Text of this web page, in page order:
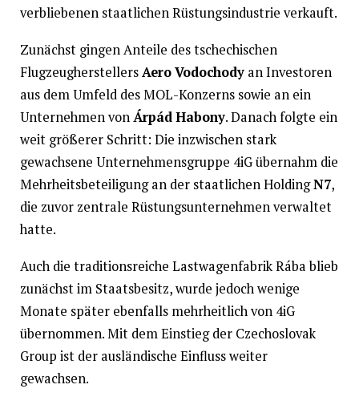
verbliebenen staatlichen Rüstungsindustrie verkauft.
Zunächst gingen Anteile des tschechischen
FlugzeugherstellersAero Vodochodyan Investoren
aus dem Umfeld des MOL-Konzerns sowie an ein
Unternehmen vonÁrpád Habony. Danach folgte ein
weit größerer Schritt: Die inzwischen stark
gewachsene Unternehmensgruppe 4iG übernahm die
Mehrheitsbeteiligung an der staatlichen HoldingN7,
die zuvor zentrale Rüstungsunternehmen verwaltet
hatte.
Auch die traditionsreiche Lastwagenfabrik Rába blieb
zunächst im Staatsbesitz, wurde jedoch wenige
Monate später ebenfalls mehrheitlich von 4iG
übernommen. Mit dem Einstieg der Czechoslovak
Group ist der ausländische Einfluss weiter
gewachsen.